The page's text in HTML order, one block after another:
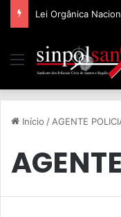
Lei Orgânica
Início / AGENTE